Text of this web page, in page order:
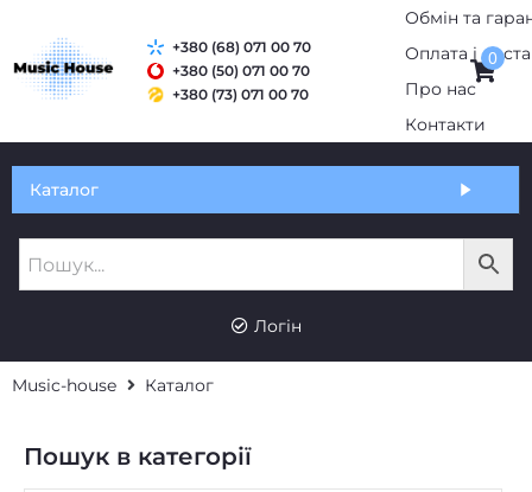
Обмін та
Оплата і
Про нас
Контакти
+380 (68) 071 00 70
+380 (50) 071 00 70
+380 (73) 071 00 70
0
Каталог
Логін
Music-house Каталог
Пошук в категорії